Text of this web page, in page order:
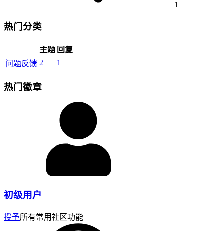
1
热门分类
主题 回复
问题反馈 2 1
热门徽章
初级用户
授予所有常用社区功能